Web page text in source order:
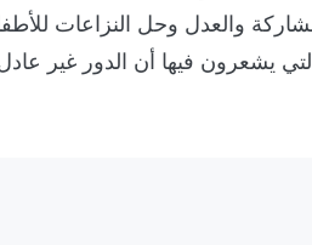
والعدل وحل النزاعات
يشعرون فيها أن الدور غير